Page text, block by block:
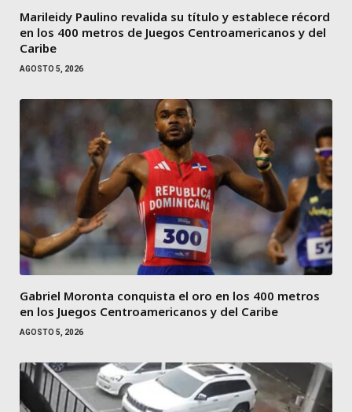
Marileidy Paulino revalida su título y establece récord
en los 400 metros de Juegos Centroamericanos y del
Caribe
AGOSTO 5, 2026
Gabriel Moronta conquista el oro en los 400 metros
en los Juegos Centroamericanos y del Caribe
AGOSTO 5, 2026